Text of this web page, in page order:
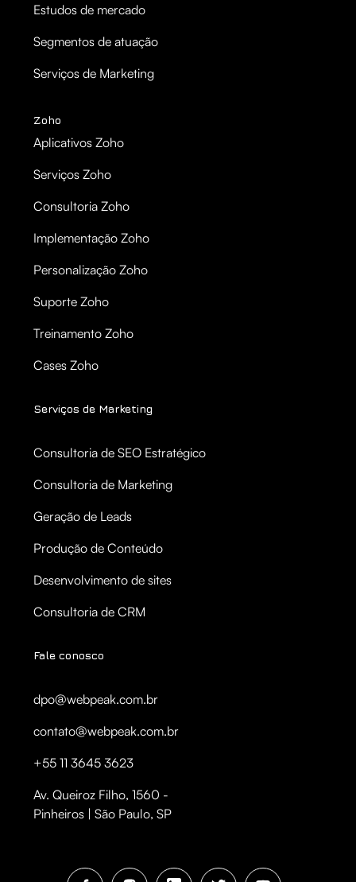
Estudos de mercado
Segmentos de atuação
Serviços de Marketing
Zoho
Aplicativos Zoho
Serviços Zoho
Consultoria Zoho
Implementação Zoho
Personalização Zoho
Suporte Zoho
Treinamento Zoho
Cases Zoho
Serviços de Marketing
Consultoria de SEO Estratégico
Consultoria de Marketing
Geração de Leads
Produção de Conteúdo
Desenvolvimento de sites
Consultoria de CRM
Fale conosco
dpo@webpeak.com.br
contato@webpeak.com.br
+55 11 3645 3623
Av. Queiroz Filho, 1560 -
Pinheiros | São Paulo, SP